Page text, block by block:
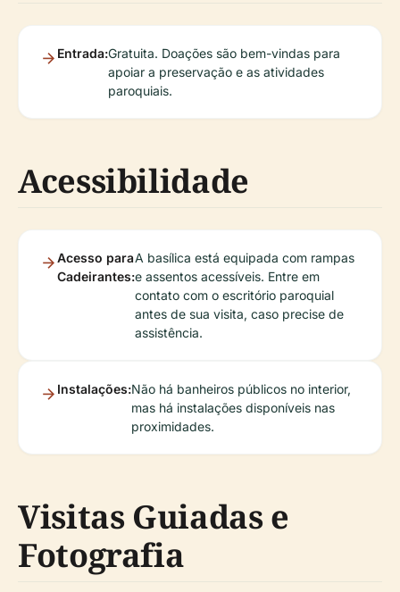
Entrada:Gratuita. Doações são bem-vindas para
apoiar a preservação e as atividades
paroquiais.
Acessibilidade
Acesso para
Cadeirantes:
A basílica está equipada com rampas
e assentos acessíveis. Entre em
contato com o escritório paroquial
antes de sua visita, caso precise de
assistência.
Instalações:Não há banheiros públicos no interior,
mas há instalações disponíveis nas
proximidades.
Visitas Guiadas e
Fotografia